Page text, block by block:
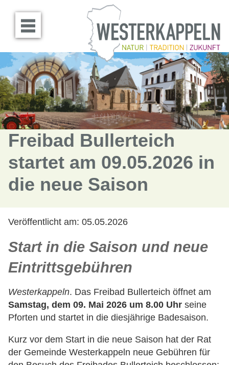
Menü öffnen
Freibad Bullerteich
startet am 09.05.2026 in
die neue Saison
Veröffentlicht am: 05.05.2026
Start in die Saison und neue
Eintrittsgebühren
Westerkappeln. Das Freibad Bullerteich öffnet am
Samstag, dem 09. Mai 2026 um 8.00 Uhr seine
Pforten und startet in die diesjährige Badesaison.
Kurz vor dem Start in die neue Saison hat der Rat
der Gemeinde Westerkappeln neue Gebühren für